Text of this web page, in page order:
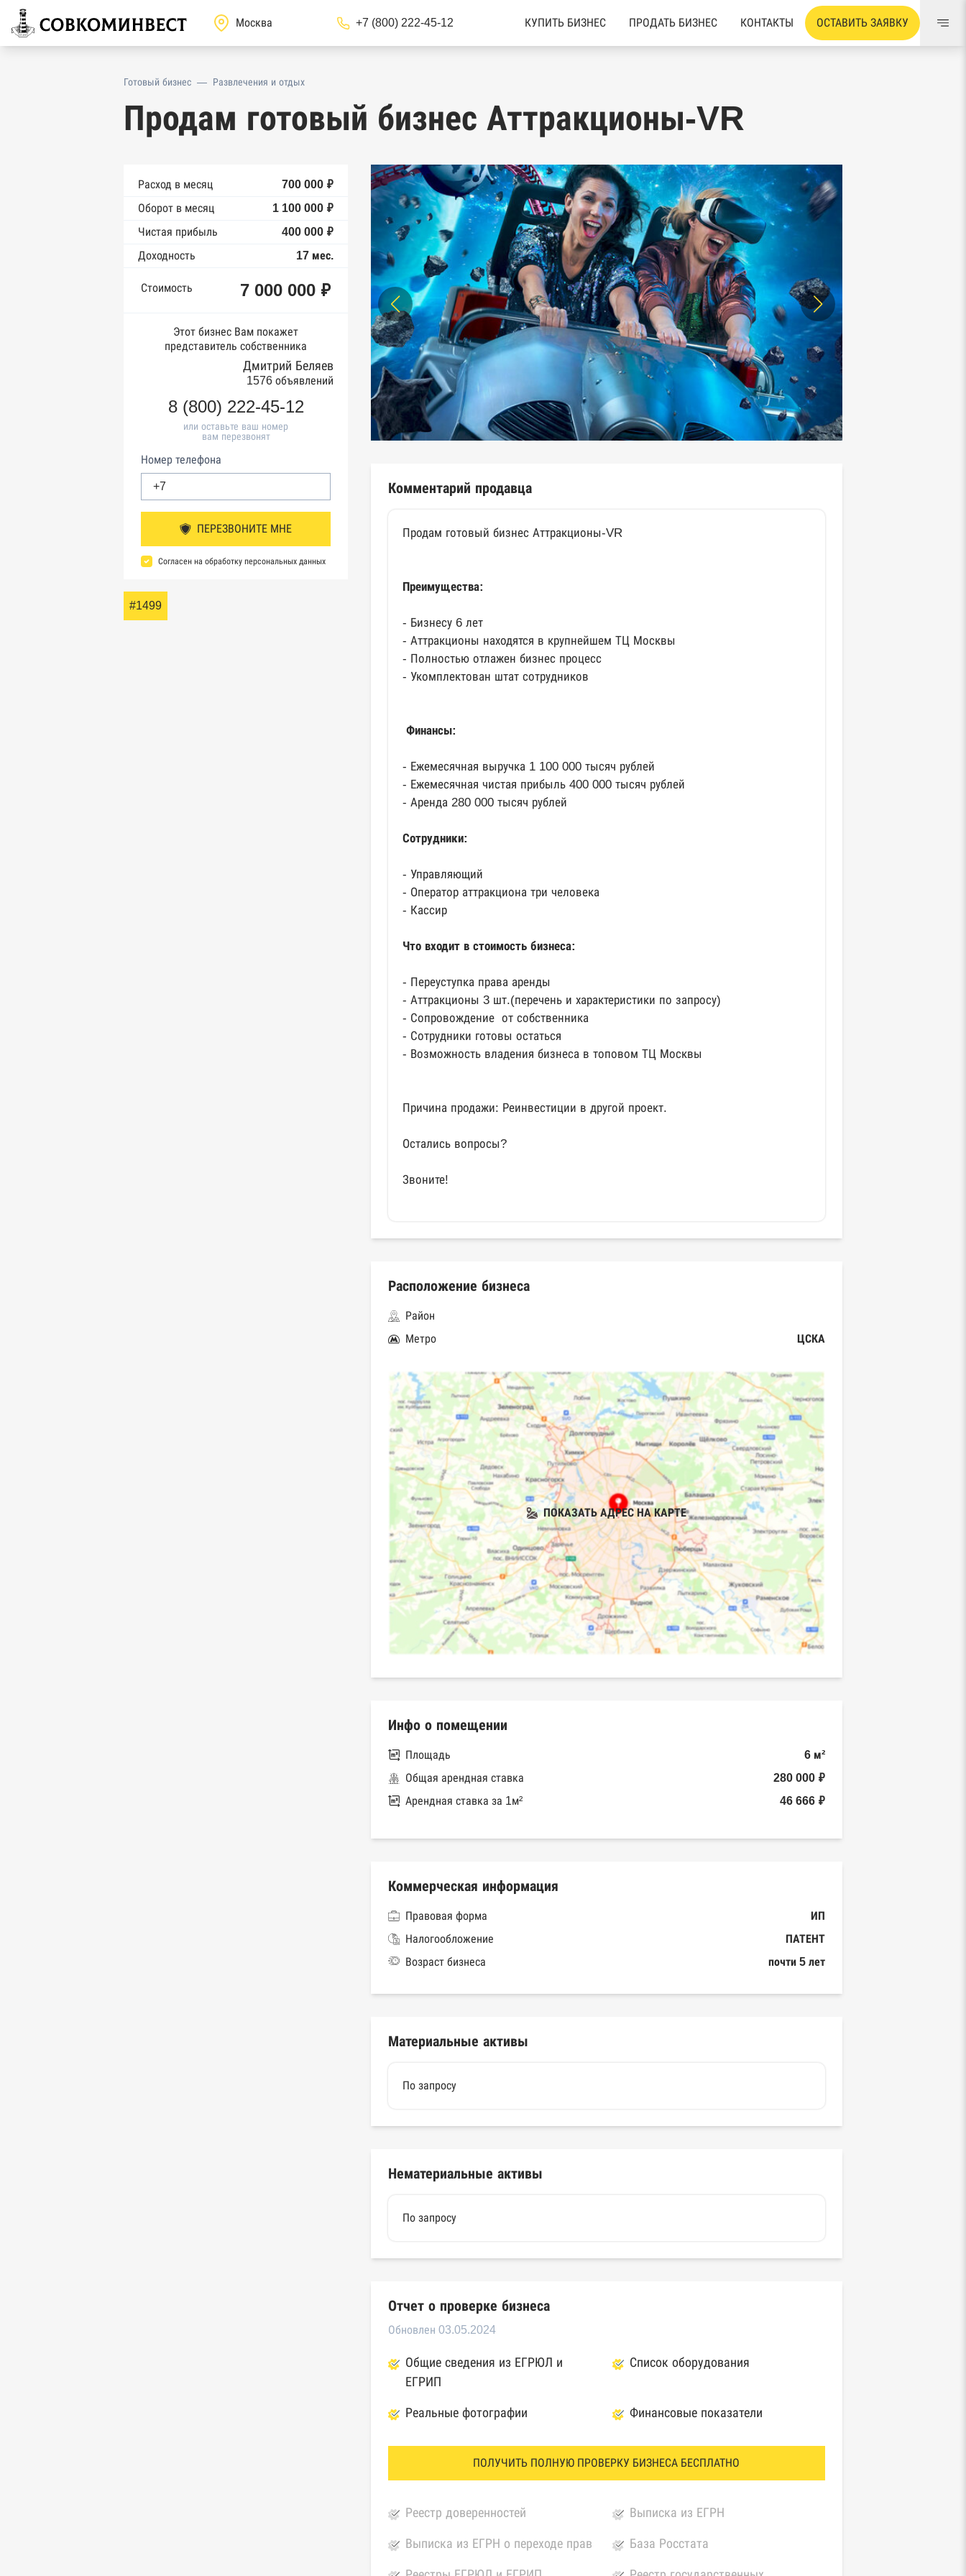
+7 (800) 222-45-12 КУПИТЬ БИЗНЕС ПРОДАТЬ БИЗНЕС КОНТАКТЫ ОСТАВИТЬ ЗАЯВКУ
Готовый бизнес — Развлечения и отдых
Продам готовый бизнес Аттракционы-VR
Расход в месяц
700 000 ₽
Оборот в месяц
1 100 000 ₽
Чистая прибыль
400 000 ₽
Доходность
17 мес.
Стоимость 7 000 000 ₽
Этот бизнес Вам покажет
представитель собственника
Дмитрий Беляев
1576 объявлений
8 (800) 222-45-12
или оставьте ваш номер
вам перезвонят
Номер телефона
ПЕРЕЗВОНИТЕ МНЕ
Согласен на обработку персональных данных
#1499
Комментарий продавца
Продам готовый бизнес Аттракционы-VR
Преимущества:
- Бизнесу 6 лет
- Аттракционы находятся в крупнейшем ТЦ Москвы
- Полностью отлажен бизнес процесс
- Укомплектован штат сотрудников
Финансы:
- Ежемесячная выручка 1 100 000 тысяч рублей
- Ежемесячная чистая прибыль 400 000 тысяч рублей
- Аренда 280 000 тысяч рублей
Сотрудники:
- Управляющий
- Оператор аттракциона три человека
- Кассир
Что входит в стоимость бизнеса:
- Переуступка права аренды
- Аттракционы 3 шт.(перечень и характеристики по запросу)
- Сопровождение от собственника
- Сотрудники готовы остаться
- Возможность владения бизнеса в топовом ТЦ Москвы
Причина продажи: Реинвестиции в другой проект.
Остались вопросы?
Звоните!
Расположение бизнеса
Район
Метро
ЦСКА
ПОКАЗАТЬ АДРЕС НА КАРТЕ
Инфо о помещении
Площадь
6 м²
Общая арендная ставка
280 000 ₽
Арендная ставка за 1м²
46 666 ₽
Коммерческая информация
Правовая форма
ИП
Налогообложение
ПАТЕНТ
Возраст бизнеса
почти 5 лет
Материальные активы
По запросу
Нематериальные активы
По запросу
Отчет о проверке бизнеса
Обновлен 03.05.2024
Общие сведения из ЕГРЮЛ и
ЕГРИП
Список оборудования
Реальные фотографии Финансовые показатели
ПОЛУЧИТЬ ПОЛНУЮ ПРОВЕРКУ БИЗНЕСА БЕСПЛАТНО
Реестр доверенностей Выписка из ЕГРН
Выписка из ЕГРН о переходе прав База Росстата